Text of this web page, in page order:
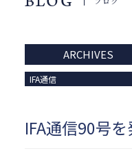
ARCHIVES
IFA通信
IFA通信90号